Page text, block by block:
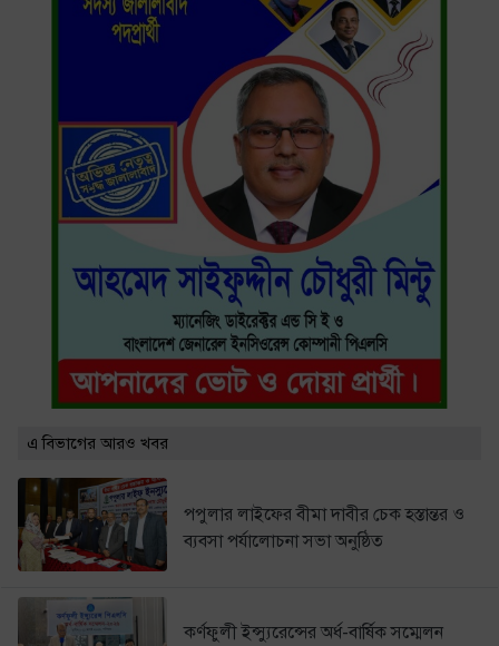
এ বিভাগের আরও খবর
পপুলার লাইফের বীমা দাবীর চেক হস্তান্তর ও
ব্যবসা পর্যালোচনা সভা অনুষ্ঠিত
কর্ণফুলী ইন্স্যুরেন্সের অর্ধ-বার্ষিক সম্মেলন